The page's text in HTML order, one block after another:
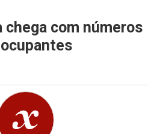
chega com números